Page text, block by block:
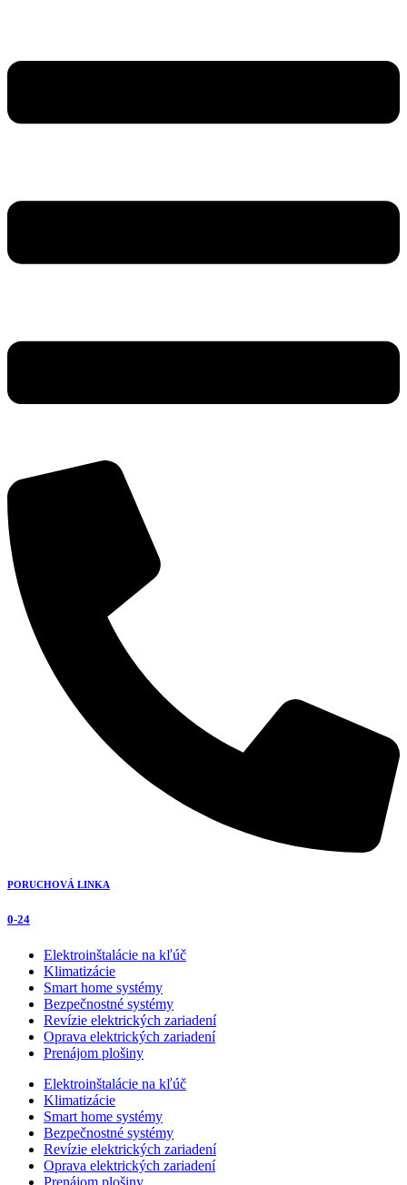
PORUCHOVÁ LINKA
0-24
Elektroinštalácie na kľúč
Klimatizácie
Smart home systémy
Bezpečnostné systémy
Revízie elektrických zariadení
Oprava elektrických zariadení
Prenájom plošiny
Elektroinštalácie na kľúč
Klimatizácie
Smart home systémy
Bezpečnostné systémy
Revízie elektrických zariadení
Oprava elektrických zariadení